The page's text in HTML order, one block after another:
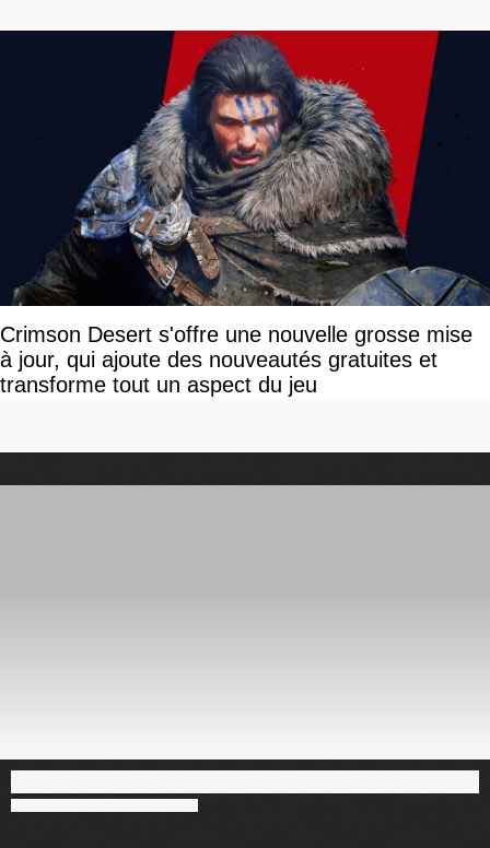
Crimson Desert s'offre une nouvelle grosse mise
à jour, qui ajoute des nouveautés gratuites et
transforme tout un aspect du jeu